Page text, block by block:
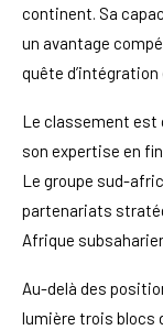
continent. Sa
un avantage
quête
Le classement est
son expertise en
Le groupe sud-
partenariats
Afrique
Au-delà des
lumière trois blocs